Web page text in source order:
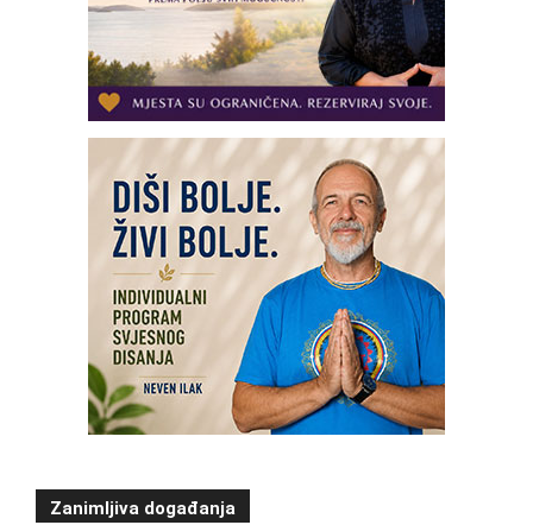
Zanimljiva događanja